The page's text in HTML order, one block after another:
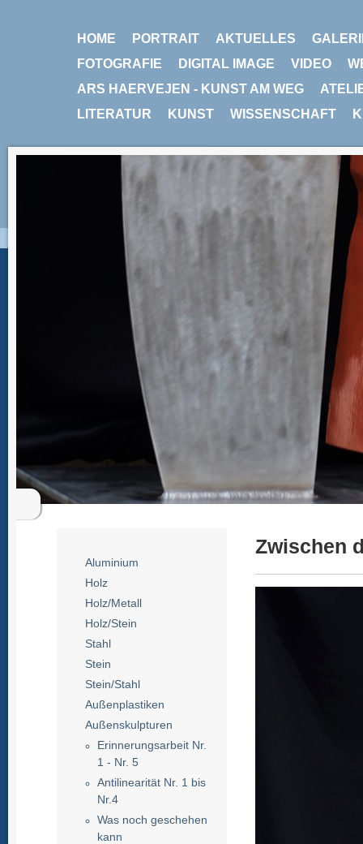
HOME PORTRAIT AKTUELLES
FOTOGRAFIE
DIGITAL IMAGE VIDEO
ARS HAERVEJEN - KUNST AM WEG
LITERATUR
KUNST WISSENSCHAFT
Aluminium
Holz
Holz/Metall
Holz/Stein
Stahl
Stein
Stein/Stahl
Außenplastiken
Außenskulpturen
Erinnerungsarbeit Nr.
1 - Nr. 5
Antilinearität Nr. 1 bis
Nr.4
Was noch geschehen
kann
Zwischen